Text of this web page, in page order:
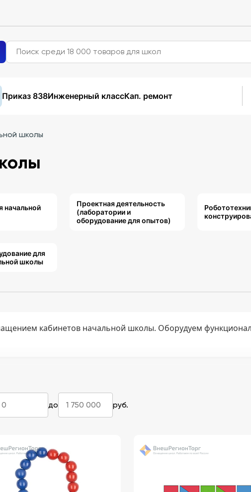
Приказ 838Инженерный классКап. ремонт
школы
Проектная деятельность
(лаборатории и
оборудование для опытов)
для
школы
кабинетов начальной школы. Оборудуем
до руб.